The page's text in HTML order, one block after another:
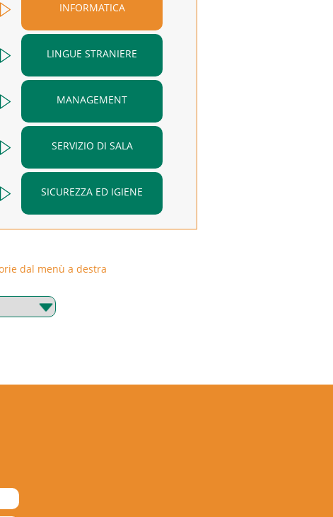
INFORMATICA
LINGUE STRANIERE
MANAGEMENT
SERVIZIO DI SALA
SICUREZZA ED IGIENE
dal menù a destra